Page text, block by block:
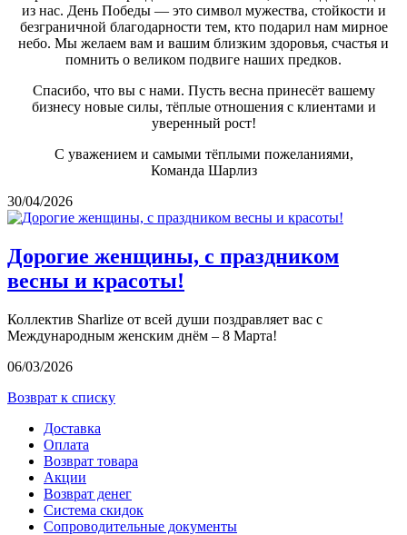
из нас. День Победы — это символ мужества, стойкости и
безграничной благодарности тем, кто подарил нам мирное
небо. Мы желаем вам и вашим близким здоровья, счастья и
помнить о великом подвиге наших предков.
Спасибо, что вы с нами. Пусть весна принесёт вашему
бизнесу новые силы, тёплые отношения с клиентами и
уверенный рост!
С уважением и самыми тёплыми пожеланиями,
Команда Шарлиз
30/04/2026
Дорогие женщины, с праздником
весны и красоты!
Коллектив Sharlize от всей души поздравляет вас с
Международным женским днём – 8 Марта!
06/03/2026
Возврат к списку
Доставка
Оплата
Возврат товара
Акции
Возврат денег
Система скидок
Сопроводительные документы